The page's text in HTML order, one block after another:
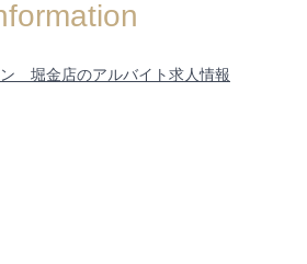
堀金店のアルバイト求人情報